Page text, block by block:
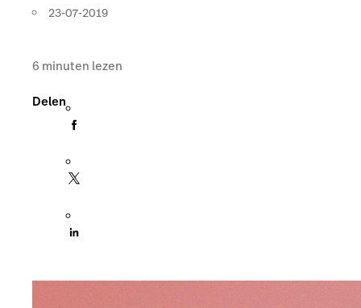
23-07-2019
6 minuten lezen
Delen